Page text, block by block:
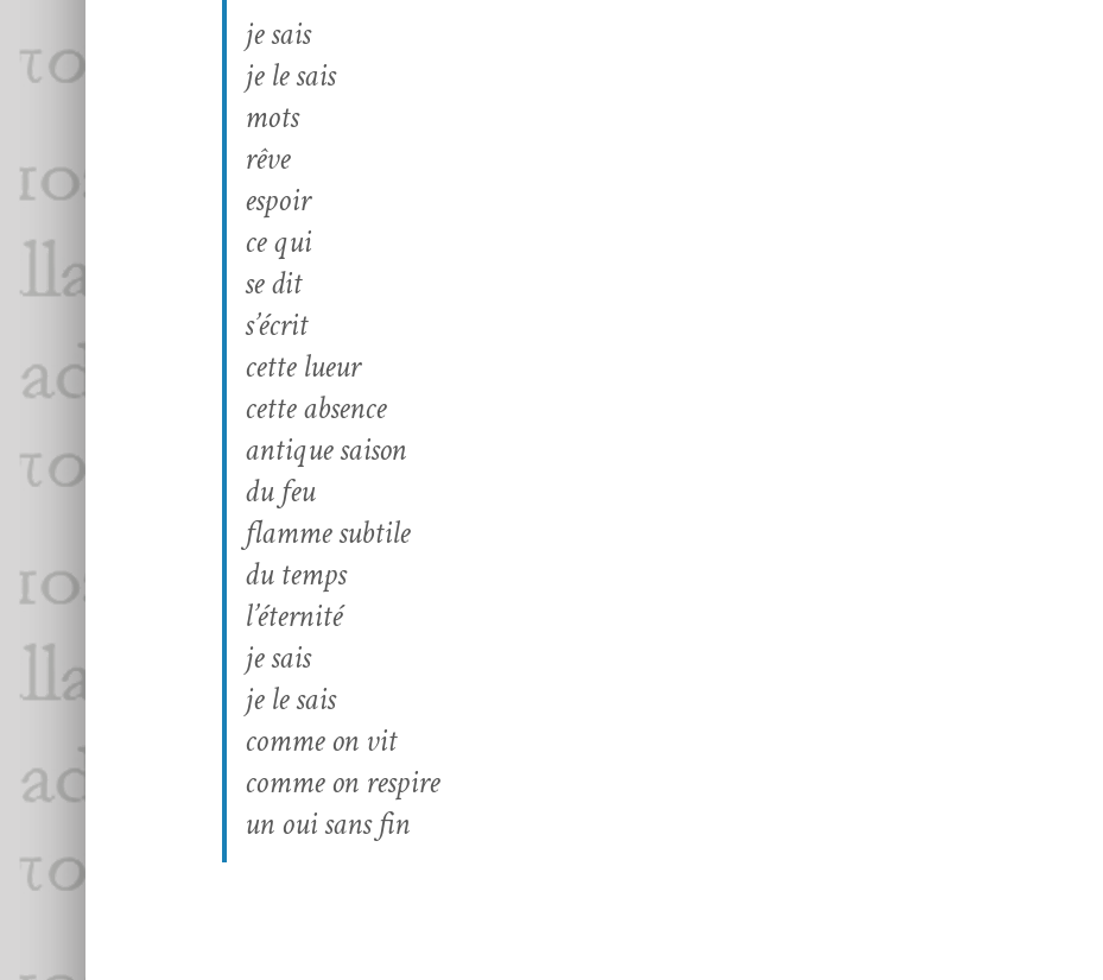
je sais
je le sais
mots
rêve
espoir
ce qui
se dit
s’écrit
cette lueur
cette absence
antique saison
du feu
flamme subtile
du temps
l’éternité
je sais
je le sais
comme on vit
comme on respire
un oui sans fin